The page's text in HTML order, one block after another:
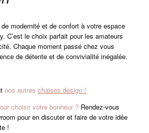
modernité et de confort à votre espace
C’est le choix parfait pour les amateurs
Chaque moment passé chez vous
de détente et de convivialité inégalée.
nos autres chaises design !
choisir votre bonheur ? Rendez-vous
pour en discuter et faire de votre idée
!